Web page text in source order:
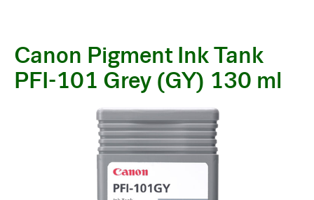
Canon Pigment Ink Tank
PFI-101 Grey (GY) 130 ml